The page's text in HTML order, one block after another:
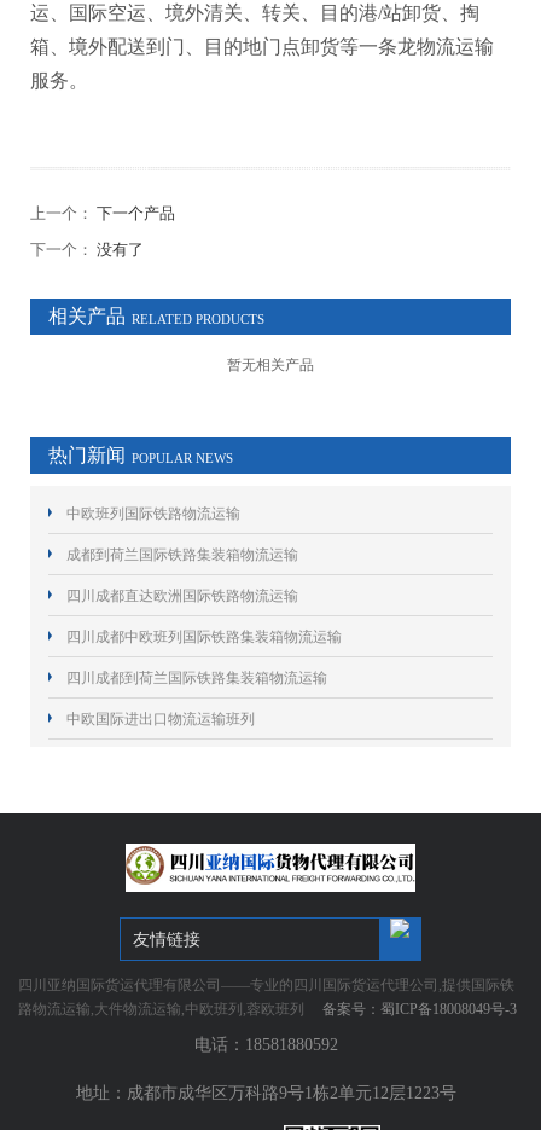
运、国际空运、境外清关、转关、目的港/站卸货、掏
箱、境外配送到门、目的地门点卸货等一条龙物流运输
服务。
上一个： 下一个产品
下一个： 没有了
相关产品 RELATED PRODUCTS
暂无相关产品
热门新闻 POPULAR NEWS
中欧班列国际铁路物流运输
成都到荷兰国际铁路集装箱物流运输
四川成都直达欧洲国际铁路物流运输
四川成都中欧班列国际铁路集装箱物流运输
四川成都到荷兰国际铁路集装箱物流运输
中欧国际进出口物流运输班列
友情链接
四川亚纳国际货运代理有限公司——专业的四川国际货运代理公司,提供国际铁
路物流运输,大件物流运输,中欧班列,蓉欧班列
备案号： 蜀ICP备18008049号-3
电话：18581880592
地址：成都市成华区万科路9号1栋2单元12层1223号